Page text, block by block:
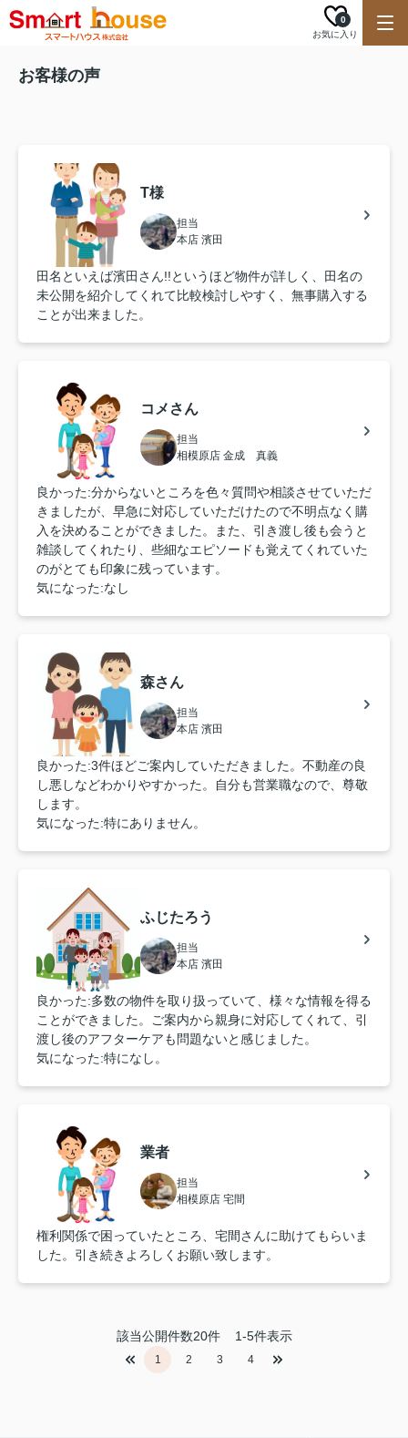
お気に入り
0
お客様の声
T様
担当
本店 濱田
田名といえば濱田さん!!というほど物件が詳しく、田名の
未公開を紹介してくれて比較検討しやすく、無事購入する
ことが出来ました。
コメさん
担当
相模原店 金成 真義
良かった:分からないところを色々質問や相談させていただ
きましたが、早急に対応していただけたので不明点なく購
入を決めることができました。また、引き渡し後も会うと
雑談してくれたり、些細なエピソードも覚えてくれていた
のがとても印象に残っています。
気になった:なし
森さん
担当
本店 濱田
良かった:3件ほどご案内していただきました。不動産の良
し悪しなどわかりやすかった。自分も営業職なので、尊敬
します。
気になった:特にありません。
ふじたろう
担当
本店 濱田
良かった:多数の物件を取り扱っていて、様々な情報を得る
ことができました。ご案内から親身に対応してくれて、引
渡し後のアフターケアも問題ないと感じました。
気になった:特になし。
業者
担当
相模原店 宅間
権利関係で困っていたところ、宅間さんに助けてもらいま
した。引き続きよろしくお願い致します。
該当公開件数20件1-5件表示
1 2 3 4